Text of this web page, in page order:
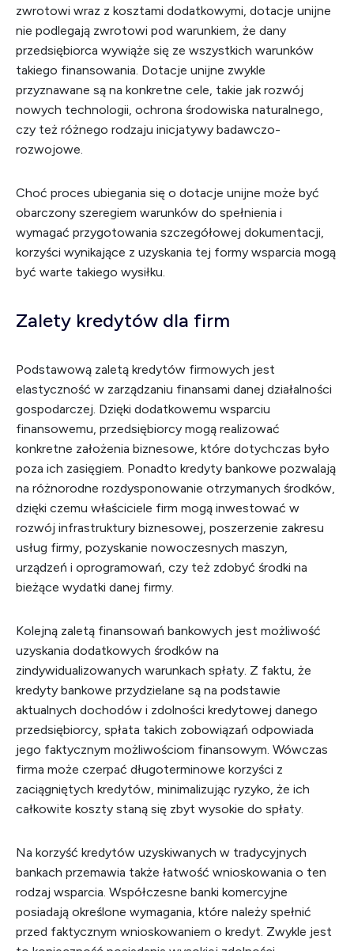
zwrotowi wraz z kosztami dodatkowymi, dotacje unijne
nie podlegają zwrotowi pod warunkiem, że dany
przedsiębiorca wywiąże się ze wszystkich warunków
takiego finansowania. Dotacje unijne zwykle
przyznawane są na konkretne cele, takie jak rozwój
nowych technologii, ochrona środowiska naturalnego,
czy też różnego rodzaju inicjatywy badawczo-
rozwojowe.
Choć proces ubiegania się o dotacje unijne może być
obarczony szeregiem warunków do spełnienia i
wymagać przygotowania szczegółowej dokumentacji,
korzyści wynikające z uzyskania tej formy wsparcia mogą
być warte takiego wysiłku.
Zalety kredytów dla firm
Podstawową zaletą kredytów firmowych jest
elastyczność w zarządzaniu finansami danej działalności
gospodarczej. Dzięki dodatkowemu wsparciu
finansowemu, przedsiębiorcy mogą realizować
konkretne założenia biznesowe, które dotychczas było
poza ich zasięgiem. Ponadto kredyty bankowe pozwalają
na różnorodne rozdysponowanie otrzymanych środków,
dzięki czemu właściciele firm mogą inwestować w
rozwój infrastruktury biznesowej, poszerzenie zakresu
usług firmy, pozyskanie nowoczesnych maszyn,
urządzeń i oprogramowań, czy też zdobyć środki na
bieżące wydatki danej firmy.
Kolejną zaletą finansowań bankowych jest możliwość
uzyskania dodatkowych środków na
zindywidualizowanych warunkach spłaty. Z faktu, że
kredyty bankowe przydzielane są na podstawie
aktualnych dochodów i zdolności kredytowej danego
przedsiębiorcy, spłata takich zobowiązań odpowiada
jego faktycznym możliwościom finansowym. Wówczas
firma może czerpać długoterminowe korzyści z
zaciągniętych kredytów, minimalizując ryzyko, że ich
całkowite koszty staną się zbyt wysokie do spłaty.
Na korzyść kredytów uzyskiwanych w tradycyjnych
bankach przemawia także łatwość wnioskowania o ten
rodzaj wsparcia. Współczesne banki komercyjne
posiadają określone wymagania, które należy spełnić
przed faktycznym wnioskowaniem o kredyt. Zwykle jest